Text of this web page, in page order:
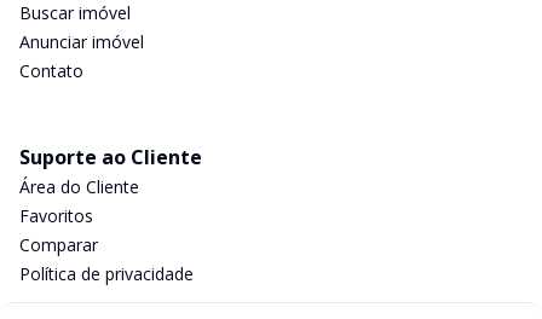
Buscar imóvel
Anunciar imóvel
Contato
Suporte ao Cliente
Área do Cliente
Favoritos
Comparar
Política de privacidade